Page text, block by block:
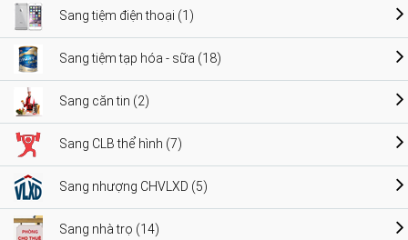
Sang tiệm điện thoại (1)
Sang tiệm tạp hóa - sữa (18)
Sang căn tin (2)
Sang CLB thể hình (7)
Sang nhượng CHVLXD (5)
Sang nhà trọ (14)